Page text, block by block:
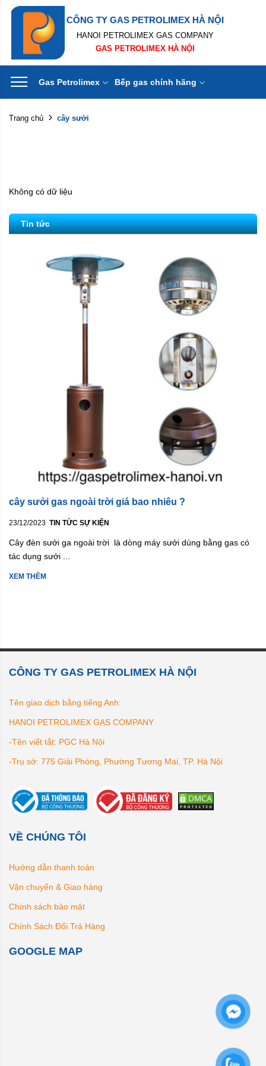
CÔNG TY GAS PETROLIMEX HÀ NỘI
HANOI PETROLIMEX GAS COMPANY
GAS PETROLIMEX HÀ NỘI
Gas Petrolimex Bếp gas chính hãng
Trang chủ cây sưởi
Không có dữ liệu
Tin tức
cây sưởi gas ngoài trời giá bao nhiêu ?
23/12/2023 TIN TỨC SỰ KIỆN
Cây đèn sưởi ga ngoài trời là dòng máy sưởi dùng bằng gas có
tác dụng sưởi ...
XEM THÊM
CÔNG TY GAS PETROLIMEX HÀ NỘI
Tên giao dịch bằng tiếng Anh:
HANOI PETROLIMEX GAS COMPANY
-Tên viết tắt: PGC Hà Nội
-Trụ sở: 775 Giải Phóng, Phường Tương Mai, TP. Hà Nội
VỀ CHÚNG TÔI
Hướng dẫn thanh toán
Vận chuyển & Giao hàng
Chính sách bảo mật
Chính Sách Đổi Trả Hàng
GOOGLE MAP